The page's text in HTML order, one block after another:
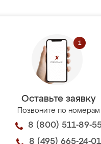
Оставьте заявку
Позвоните по номерам
8 (800) 511-89-
8 (495) 665-24-01